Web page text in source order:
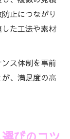
止につながり
た工法や素材
ス体制を事前
、満足度の高